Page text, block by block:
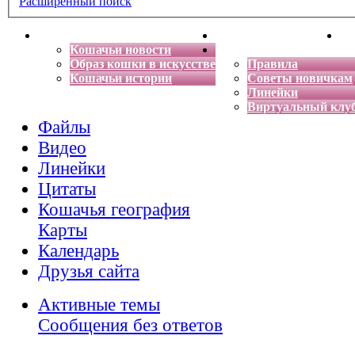
Кошачьи новости
Образ кошки в искусстве
Кошачьи истории
Энциклопедия кошек
Правила
Советы новичкам
Линейки
Виртуальный
Файлы
Видео
Линейки
Цитаты
Кошачья география
Карты
Календарь
Друзья сайта
Активные темы
Сообщения без ответов